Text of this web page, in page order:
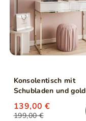
Konsolentisch mit
Schubladen und
Gestell im
Brisa Weiß
199,00 €
139,00 €